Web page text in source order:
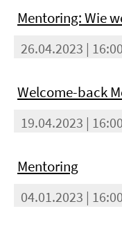
Mentoring: Wie
26.04.2023 |
Welcome-back
19.04.2023 |
Mentoring
04.01.2023 |